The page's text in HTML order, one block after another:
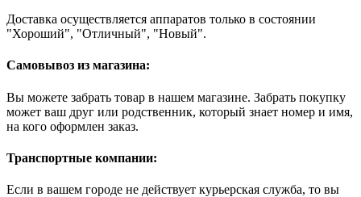
Доставка осуществляется аппаратов только в состоянии
"Хороший", "Отличный", "Новый".
Самовывоз из магазина:
Вы можете забрать товар в нашем магазине. Забрать покупку
может ваш друг или родственник, который знает номер и имя,
на кого оформлен заказ.
Транспортные компании:
Если в вашем городе не действует курьерская служба, то вы